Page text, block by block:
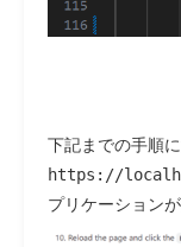
下記までの手順
https://
プリケーション